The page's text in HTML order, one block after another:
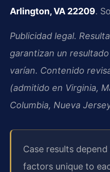
Arlington, VA 22209.
Publicidad legal.
garantizan un
varían. Contenido
(admitido en Virginia,
Columbia, Nueva
Case results
factors unique to